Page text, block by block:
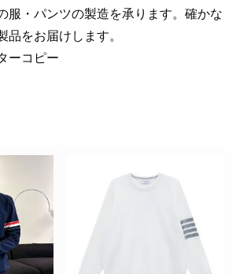
服・パンツの製造を承ります。確かな
をお届けします。
ーコピー